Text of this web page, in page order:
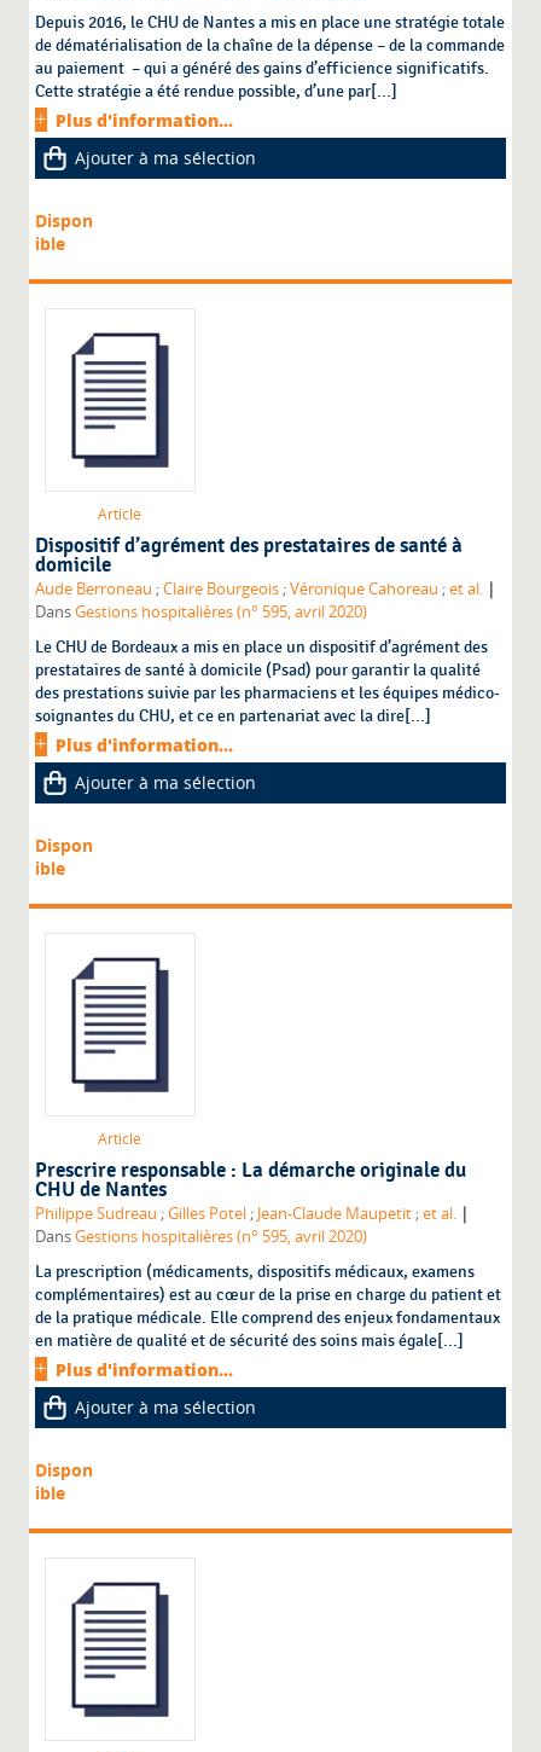
Depuis 2016, le CHU de Nantes a mis en place une stratégie totale
de dématérialisation de la chaîne de la dépense – de la commande
au paiement – qui a généré des gains d’efficience significatifs.
Cette stratégie a été rendue possible, d’une par[...]
Plus d'information...
Ajouter à ma sélection
Dispon
ible
Article
Dispositif d’agrément des prestataires de santé à
domicile
Aude Berroneau ;Claire Bourgeois ;Véronique Cahoreau ;et al. |
DansGestions hospitalières (n° 595, avril 2020)
Le CHU de Bordeaux a mis en place un dispositif d’agrément des
prestataires de santé à domicile (Psad) pour garantir la qualité
des prestations suivie par les pharmaciens et les équipes médico-
soignantes du CHU, et ce en partenariat avec la dire[...]
Plus d'information...
Ajouter à ma sélection
Dispon
ible
Article
Prescrire responsable : La démarche originale du
CHU de Nantes
Philippe Sudreau ;Gilles Potel ; Jean-Claude Maupetit ;et al. |
DansGestions hospitalières (n° 595, avril 2020)
La prescription (médicaments, dispositifs médicaux, examens
complémentaires) est au cœur de la prise en charge du patient et
de la pratique médicale. Elle comprend des enjeux fondamentaux
en matière de qualité et de sécurité des soins mais égale[...]
Plus d'information...
Ajouter à ma sélection
Dispon
ible